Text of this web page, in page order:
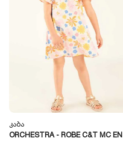
Კაბა
ORCHESTRA - ROBE C&T MC EN